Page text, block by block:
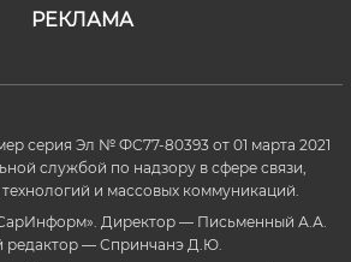
РЕКЛАМА
серия Эл № ФС77-80393 от 01 марта 2021
службой по надзору в сфере связи,
и массовых коммуникаций.
Директор — Письменный А.А.
редактор — Спринчанэ Д.Ю.